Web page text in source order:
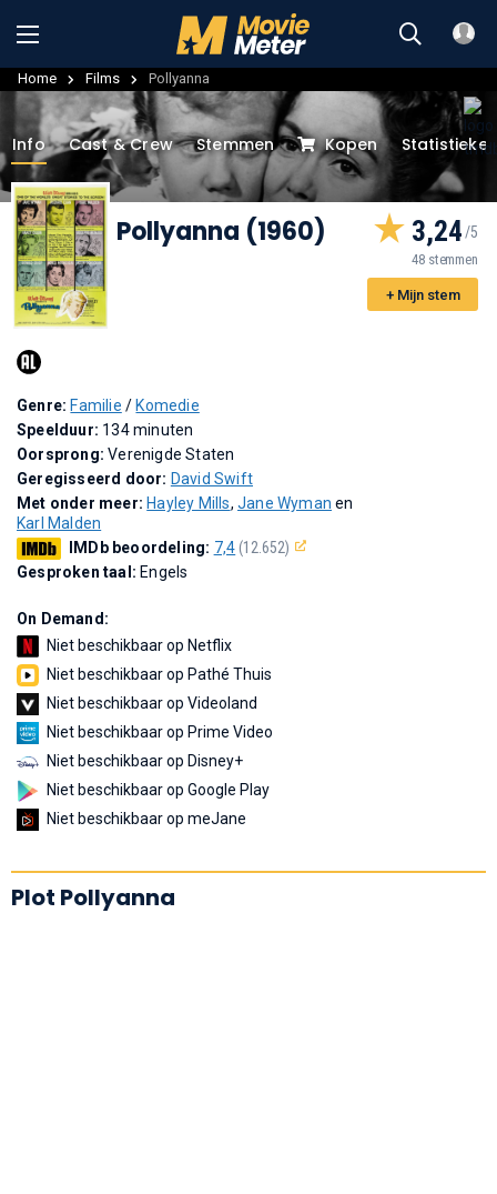
Home Films Pollyanna
Info Cast & Crew Stemmen Kopen
Pollyanna (1960) 3,24
48 stemmen
+ Mijn stem
Genre: Familie / Komedie
Speelduur: 134 minuten
Oorsprong:Verenigde Staten
Geregisseerd door: David Swift
Met onder meer: Hayley Mills,Jane Wyman en
Karl Malden
IMDb beoordeling: 7,4(12.652)
Gesproken taal: Engels
On Demand:
Niet beschikbaar op Netflix
Niet beschikbaar op Pathé Thuis
Niet beschikbaar op Videoland
Niet beschikbaar op Prime Video
Niet beschikbaar op Disney+
Niet beschikbaar op Google Play
Niet beschikbaar op meJane
Plot Pollyanna